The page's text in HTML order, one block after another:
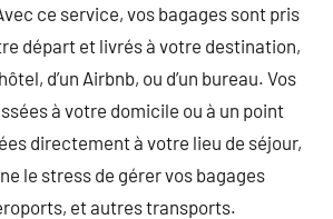
ce service, vos bagages sont pris
départ et livrés à votre destination,
hôtel, d’un Airbnb, ou d’un bureau. Vos
à votre domicile ou à un point
directement à votre lieu de séjour,
le stress de gérer vos bagages
et autres transports.